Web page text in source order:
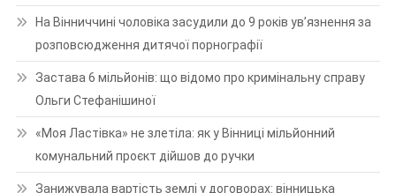
На Вінниччині чоловіка засудили до 9 років ув’язнення за
розповсюдження дитячої порнографії
Застава 6 мільйонів: що відомо про кримінальну справу
Ольги Стефанішиної
«Моя Ластівка» не злетіла: як у Вінниці мільйонний
комунальний проєкт дійшов до ручки
Занижувала вартість землі у договорах: вінницька